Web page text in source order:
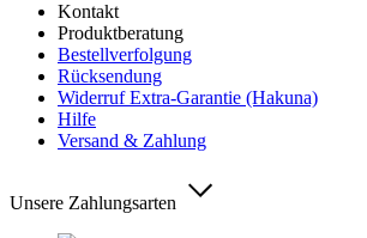
Kontakt
Produktberatung
Bestellverfolgung
Rücksendung
Widerruf Extra-Garantie (Hakuna)
Hilfe
Versand & Zahlung
Unsere Zahlungsarten